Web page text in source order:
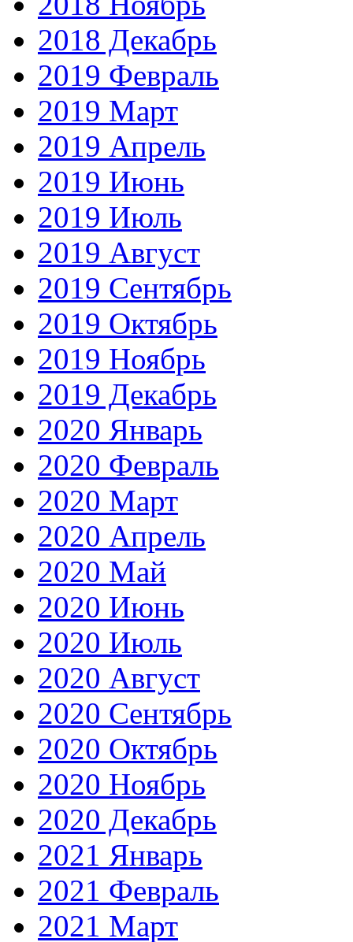
2018 Декабрь
2019 Февраль
2019 Март
2019 Апрель
2019 Июнь
2019 Июль
2019 Август
2019 Сентябрь
2019 Октябрь
2019 Ноябрь
2019 Декабрь
2020 Январь
2020 Февраль
2020 Март
2020 Апрель
2020 Май
2020 Июнь
2020 Июль
2020 Август
2020 Сентябрь
2020 Октябрь
2020 Ноябрь
2020 Декабрь
2021 Январь
2021 Февраль
2021 Март